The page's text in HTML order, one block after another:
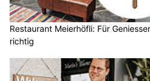
Restaurant Meierhöfli: Für
richtig